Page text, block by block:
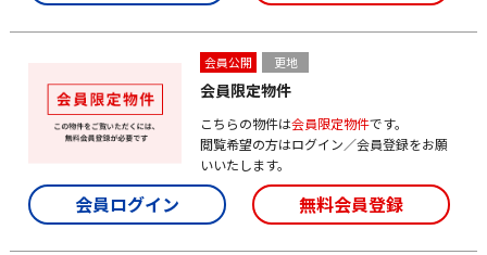
会員公開 更地
会員限定物件
こちらの物件は会員限定物件です。
閲覧希望の方はログイン／会員登録をお願
いいたします。
会員ログイン 無料会員登録